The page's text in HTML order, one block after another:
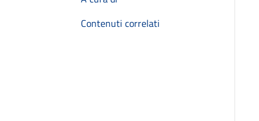
Contenuti correlati